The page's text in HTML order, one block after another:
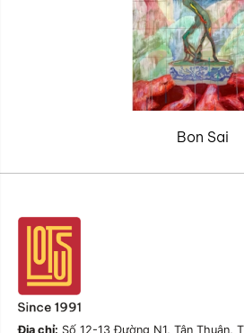
Bon Sai
Địa chỉ: Số 12-13 Đường N1, Tân Thuận,